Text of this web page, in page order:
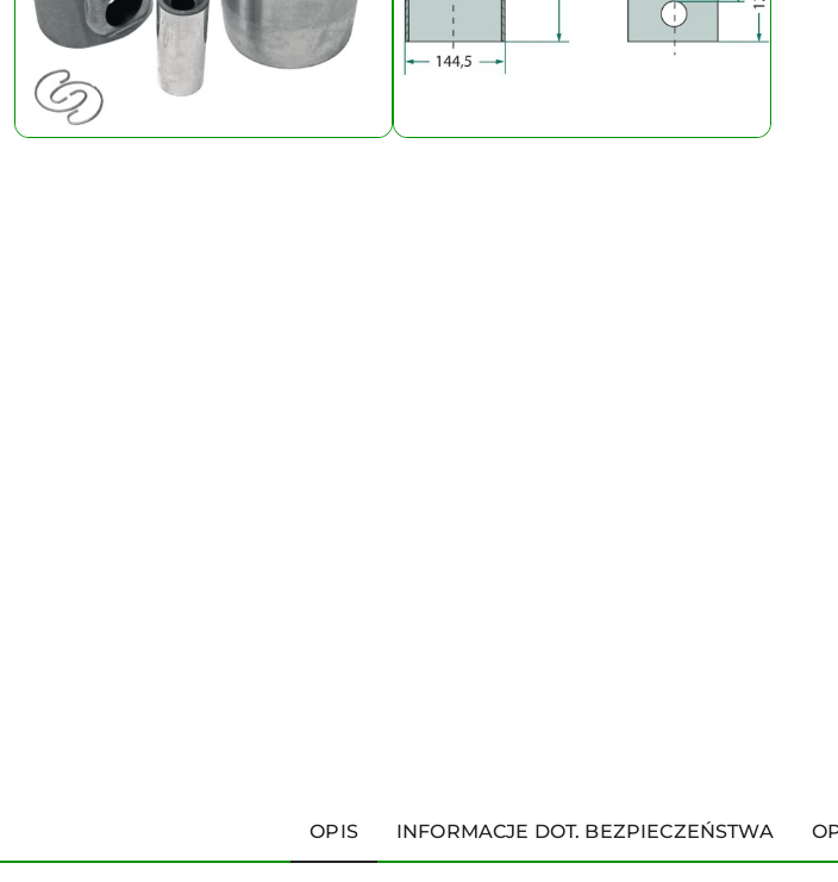
OPIS INFORMACJE DOT. BEZPIECZEŃSTWA